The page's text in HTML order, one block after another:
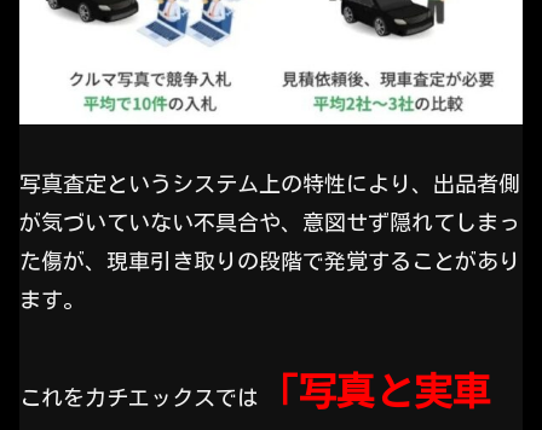
写真査定というシステム上の特性により、出品者側
が気づいていない不具合や、意図せず隠れてしまっ
た傷が、現車引き取りの段階で発覚することがあり
ます。
これをカチエックスでは
「写真と実車